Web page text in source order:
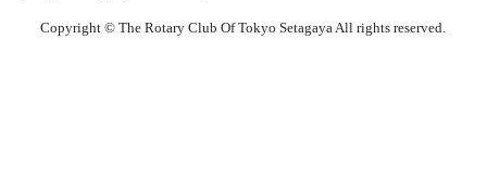
Copyright © The Rotary Club Of Tokyo Setagaya All rights reserved.